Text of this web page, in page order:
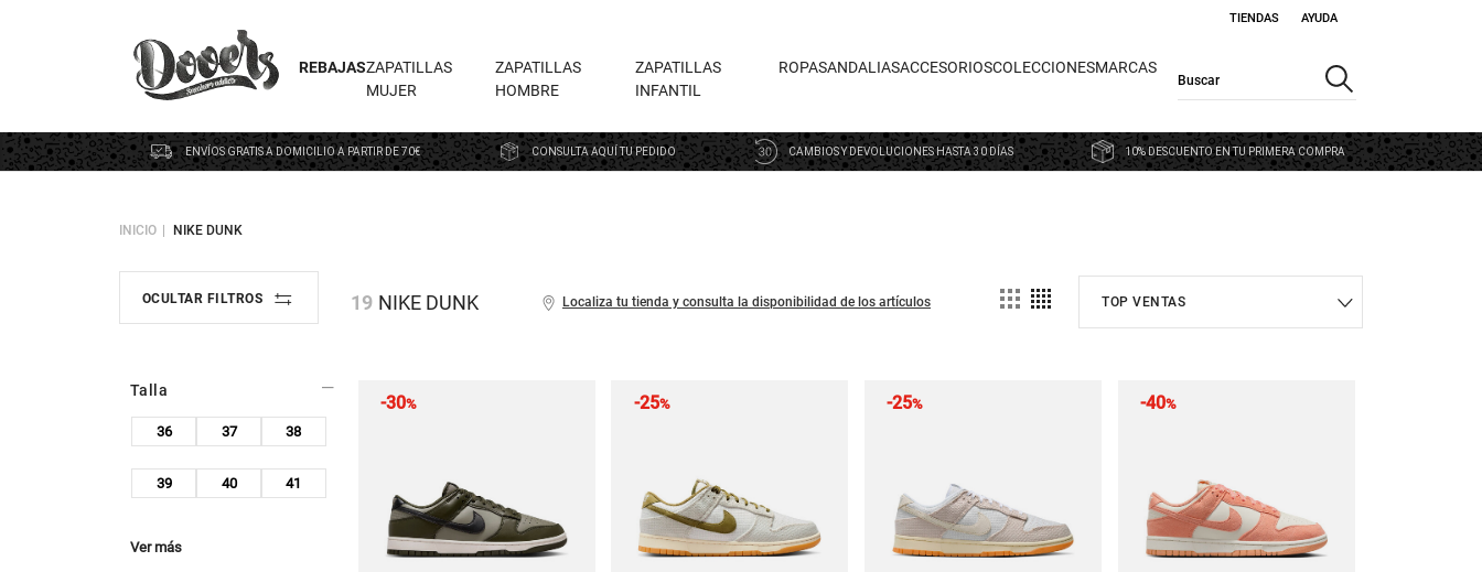
TIENDAS AYUDA
REBAJASZAPATILLAS
MUJER
ZAPATILLAS
HOMBRE
ZAPATILLAS
INFANTIL
ROPASANDALIASACCESORIOSCOLECCIONESMARCAS
ENVÍOS GRATIS A DOMICILIO A PARTIR DE 70€ CONSULTA AQUÍ TU PEDIDO CAMBIOS Y DEVOLUCIONES HASTA 30 DÍAS 10% DESCUENTO EN TU PRIMERA COMPRA
INICIO NIKE DUNK
Localiza tu tienda y consulta la disponibilidad de los artículos
19 NIKE DUNK
-30% -25% -25% -40%
OCULTAR FILTROS
Talla
36 37 38
39 40 41
Ver más